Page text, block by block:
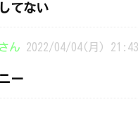
てない
ん 2022/04/04(月)
ー